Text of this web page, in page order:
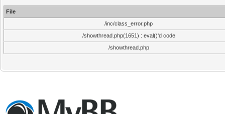
File
/inc/class_error.php
/showthread.php(1651) : eval()'d code
/showthread.php